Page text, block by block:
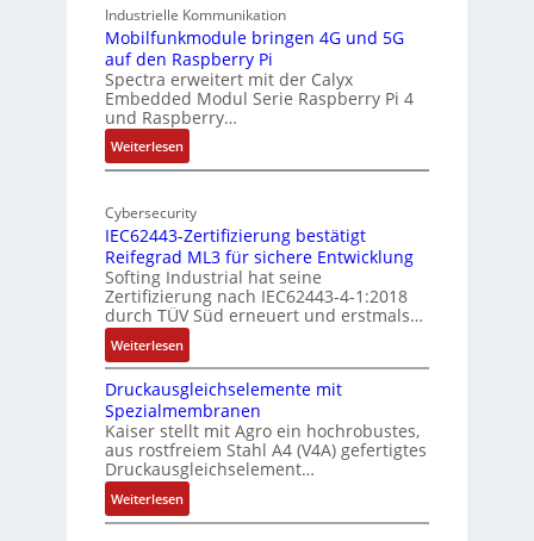
rI
a
n
d
E
g
e
9
-
Z
o
l
l
-
I
d
u
t
r
i
e
-
P
C
l
ä
s
s
Industrielle Kommunikation
Mobilfunkmodule bringen 4G und 5G
auf den Raspberry Pi
Spectra erweitert mit der Calyx
Embedded Modul Serie Raspberry Pi 4
und Raspberry…
Weiterlesen:
M
b
i
f
u
n
k
m
o
d
u
l
e
b
r
Cybersecurity
IEC62443-Zertifizierung bestätigt
Reifegrad ML3 für sichere Entwicklung
Softing Industrial hat seine
Zertifizierung nach IEC62443-4-1:2018
durch TÜV Süd erneuert und erstmals…
Weiterlesen:
I
E
C
6
2
4
4
3
Druckausgleichselemente mit
Spezialmembranen
Kaiser stellt mit Agro ein hochrobustes,
aus rostfreiem Stahl A4 (V4A) gefertigtes
Druckausgleichselement…
Weiterlesen:
D